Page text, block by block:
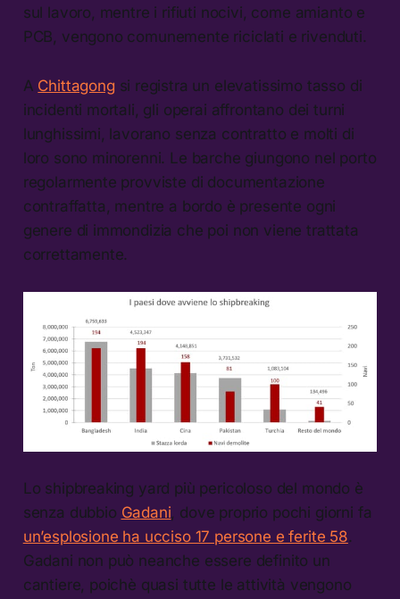
sul lavoro, mentre i rifiuti nocivi, come amianto e
PCB, vengono comunemente riciclati e rivenduti.
A Chittagong si registra un elevatissimo tasso di
incidenti mortali, gli operai affrontano dei turni
lunghissimi, lavorano senza contratto e molti di
loro sono minorenni. Le barche giungono nel porto
regolarmente provviste di documentazione
contraffatta, mentre a bordo è presente ogni
genere di immondizia che poi non viene trattata
correttamente.
Lo shipbreaking yard più pericoloso del mondo è
senza dubbio Gadani, dove proprio pochi giorni fa
un’esplosione ha ucciso 17 persone e ferite 58.
Gadani non può neanche essere definito un
cantiere, poichè quasi tutte le attività vengono